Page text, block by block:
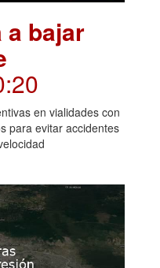
bajar
en vialidades con
para evitar accidentes